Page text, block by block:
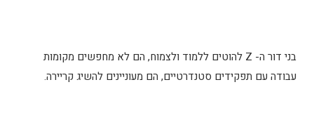
בני דור ה- Z להוטים ללמוד ולצמוח, הם לא מחפשים מקומות
עבודה עם תפקידים סטנדרטיים, הם מעוניינים להשיג קריירה.